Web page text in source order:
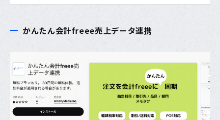
かんたん会計freee売上データ連携